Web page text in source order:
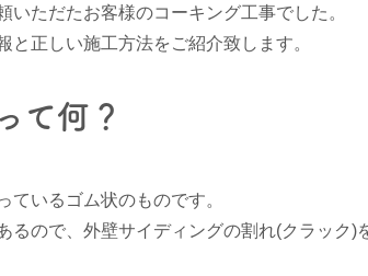
ただたお客様のコーキング工事でした。
正しい施工方法をご紹介致します。
て何？
いるゴム状のものです。
るので、外壁サイディングの割れ(クラック